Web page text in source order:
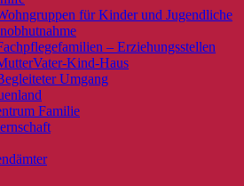
für Kinder und Jugendliche
– Erziehungsstellen
Kind-Haus
Umgang
Familie